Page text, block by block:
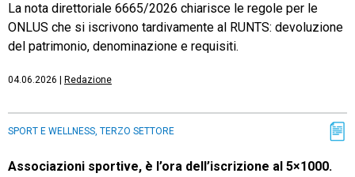
La nota direttoriale 6665/2026 chiarisce le regole per le
ONLUS che si iscrivono tardivamente al RUNTS: devoluzione
del patrimonio, denominazione e requisiti.
04.06.2026 Redazione
SPORT E WELLNESS, TERZO SETTORE
Associazioni sportive, è l’ora dell’iscrizione al 5×1000.